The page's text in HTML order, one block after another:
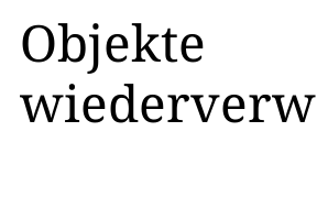
Objekte